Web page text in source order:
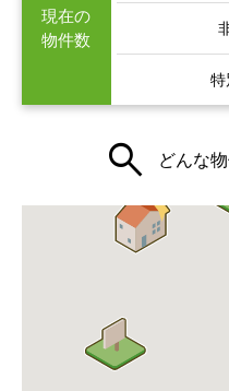
現在の
物件数
特
どんな